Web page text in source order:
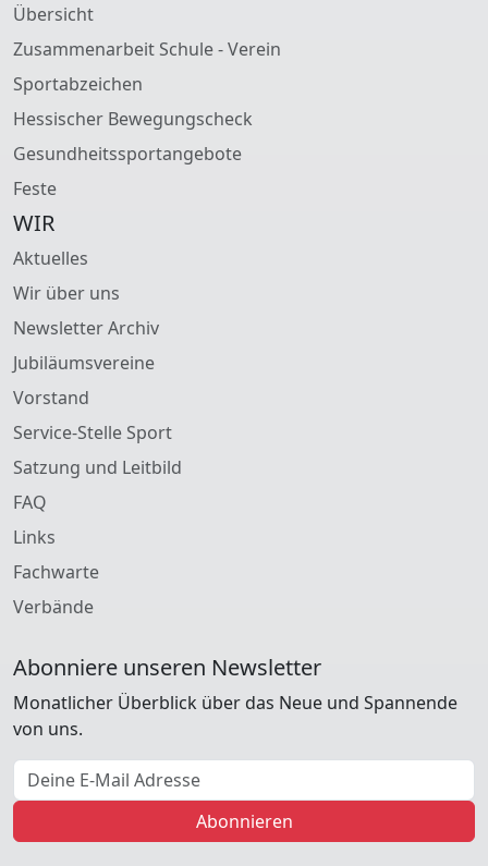
Übersicht
Zusammenarbeit Schule - Verein
Sportabzeichen
Hessischer Bewegungscheck
Gesundheitssportangebote
Feste
WIR
Aktuelles
Wir über uns
Newsletter Archiv
Jubiläumsvereine
Vorstand
Service-Stelle Sport
Satzung und Leitbild
FAQ
Links
Fachwarte
Verbände
Abonniere unseren Newsletter
Monatlicher Überblick über das Neue und Spannende
von uns.
E-Mail Adresse
Abonnieren